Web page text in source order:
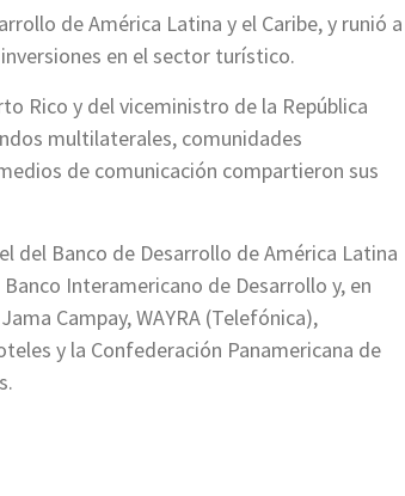
de América Latina y el Caribe, y runió a
en el sector turístico.
Rico y del viceministro de la República
multilaterales, comunidades
de comunicación compartieron sus
del Banco de Desarrollo de América Latina
Interamericano de Desarrollo y, en
Campay, WAYRA (Telefónica),
y la Confederación Panamericana de